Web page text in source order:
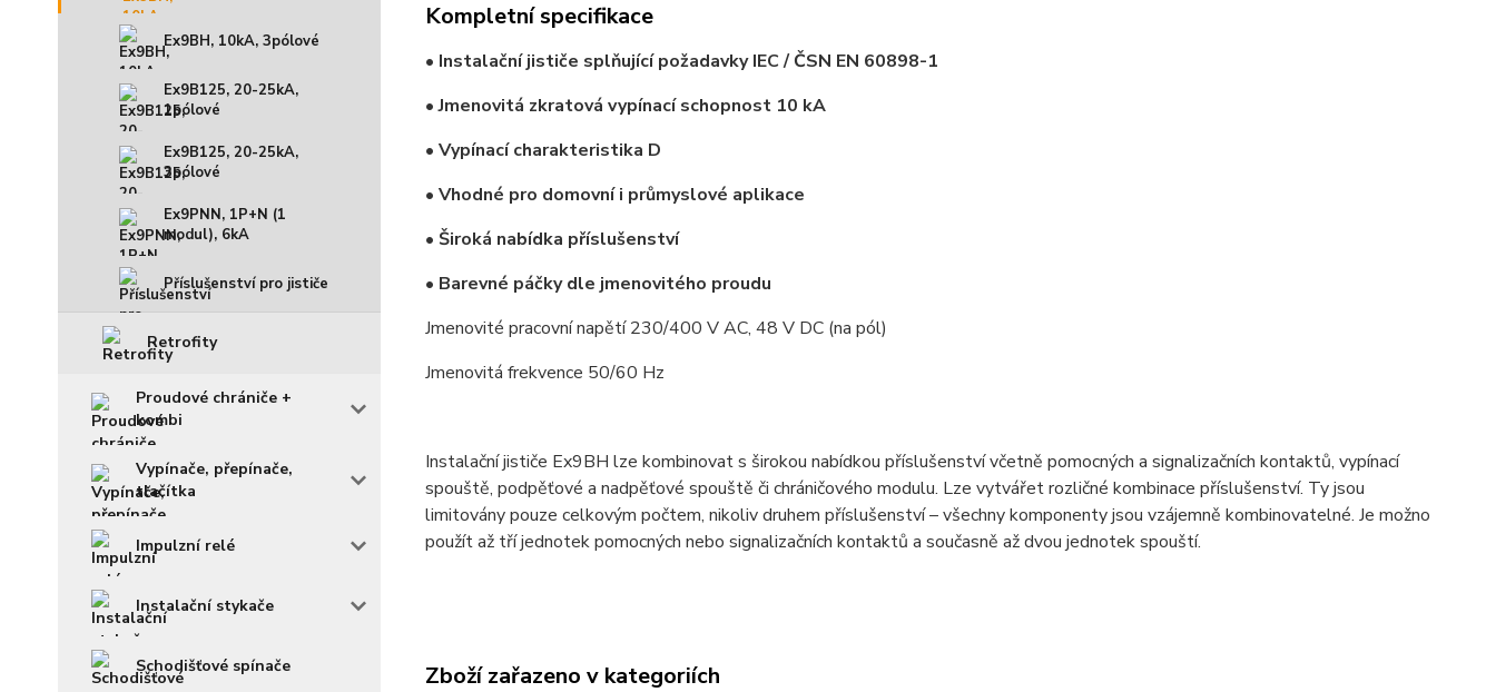
Ex9BH, 10kA, 3pólové
Ex9B125, 20-25kA,
1pólové
Ex9B125, 20-25kA,
3pólové
Ex9PNN, 1P+N (1
modul), 6kA
Příslušenství pro jističe
Retrofity
Proudové chrániče +
kombi
Vypínače, přepínače,
tlačítka
Impulzní relé
Instalační stykače
Schodišťové spínače
Kompletní specifikace
• Instalační jističe splňující požadavky IEC / ČSN EN 60898-1
• Jmenovitá zkratová vypínací schopnost 10 kA
• Vypínací charakteristika D
• Vhodné pro domovní i průmyslové aplikace
• Široká nabídka příslušenství
• Barevné páčky dle jmenovitého proudu
Jmenovité pracovní napětí 230/400 V AC, 48 V DC (na pól)
Jmenovitá frekvence 50/60 Hz
Instalační jističe Ex9BH lze kombinovat s širokou nabídkou příslušenství včetně pomocných a signalizačních kontaktů, vypínací
spouště, podpěťové a nadpěťové spouště či chráničového modulu. Lze vytvářet rozličné kombinace příslušenství. Ty jsou
limitovány pouze celkovým počtem, nikoliv druhem příslušenství – všechny komponenty jsou vzájemně kombinovatelné. Je možno
použít až tří jednotek pomocných nebo signalizačních kontaktů a současně až dvou jednotek spouští.
Zboží zařazeno v kategoriích